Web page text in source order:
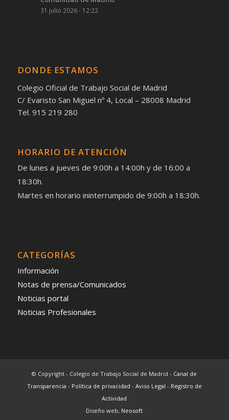
31 julio 2026 - 12:22
DONDE ESTAMOS
Colegio Oficial de Trabajo Social de Madrid
C/ Evaristo San Miguel nº 4, Local – 28008 Madrid
Tel. 915 219 280
HORARIO DE ATENCIÓN
De lunes a jueves de 9:00h a 14:00h y de 16:00 a
18:30h.
Martes en horario ininterrumpido de 9:00h a 18:30h.
CATEGORÍAS
Información
Notas de prensa/Comunicados
Noticias portal
Noticias Profesionales
© Copyright - Colegio de Trabajo Social de Madrid - Canal de
Transparencia - Política de privacidad - Aviso Legal - Registro de
Actividad
Diseño web, Neosoft